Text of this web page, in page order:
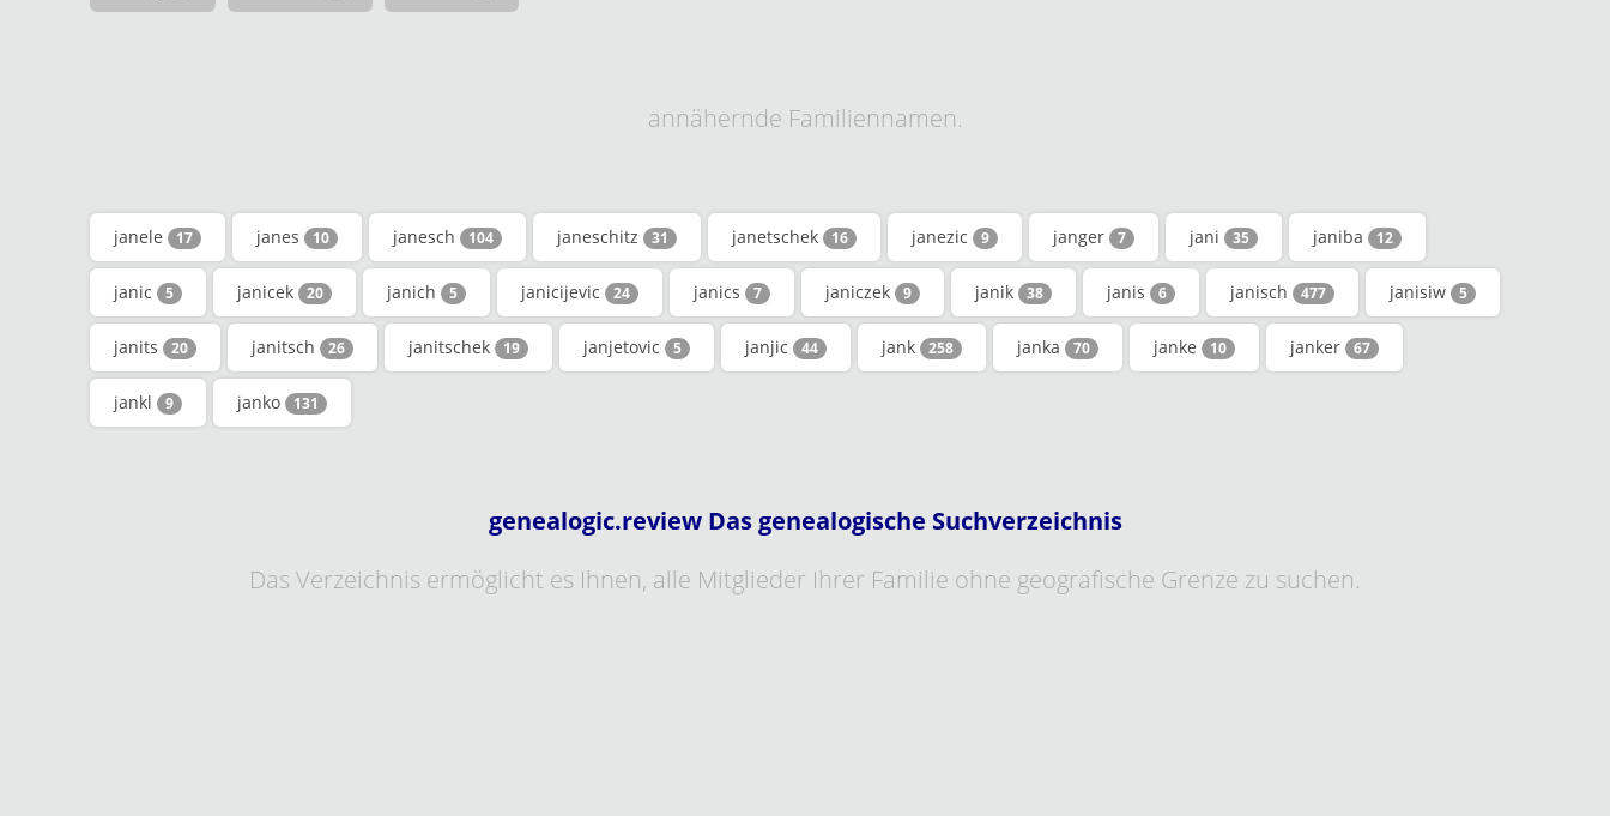
annähernde Familiennamen.
janele 17 janes 10 janesch 104 janeschitz 31 janetschek 16 janezic 9 janger 7 jani 35 janiba 12
janic 5 janicek 20 janich 5 janicijevic 24 janics 7 janiczek 9 janik 38 janis 6 janisch 477 janisiw 5
janits 20 janitsch 26 janitschek 19 janjetovic 5 janjic 44 jank 258 janka 70 janke 10 janker 67
jankl 9 janko 131
genealogic.review Das genealogische Suchverzeichnis
Das Verzeichnis ermöglicht es Ihnen, alle Mitglieder Ihrer Familie ohne geografische Grenze zu suchen.